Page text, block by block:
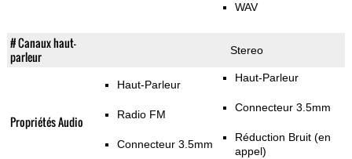
WAV
# Canaux haut-
parleur
Stereo
Propriétés Audio
Haut-Parleur
Radio FM
Connecteur 3.5mm
Haut-Parleur
Connecteur 3.5mm
Réduction Bruit (en
appel)